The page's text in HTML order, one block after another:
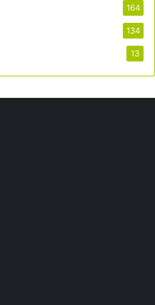
164
134
13